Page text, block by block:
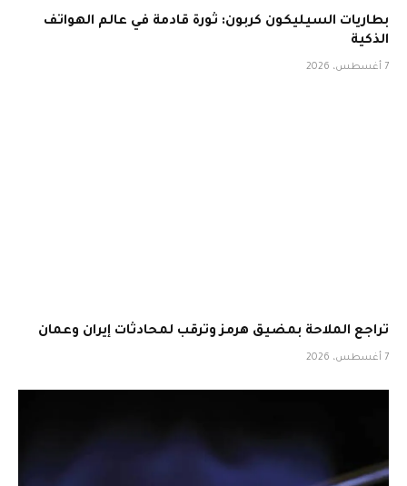
بطاريات السيليكون كربون: ثورة قادمة في عالم الهواتف
الذكية
7 أغسطس، 2026
تراجع الملاحة بمضيق هرمز وترقب لمحادثات إيران وعمان
7 أغسطس، 2026